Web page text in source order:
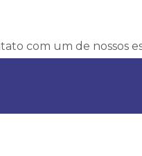
com um de nossos